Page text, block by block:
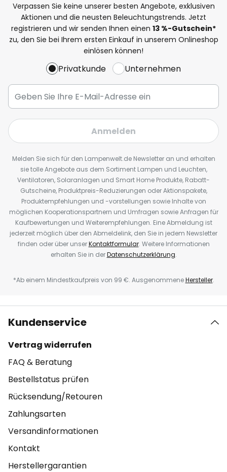
Verpassen Sie keine unserer besten Angebote, exklusiven
Aktionen und die neusten Beleuchtungstrends. Jetzt
registrieren und wir senden Ihnen einen 13 %-Gutschein*
zu, den Sie bei Ihrem ersten Einkauf in unserem Onlineshop
einlösen können!
Privatkunde Unternehmen
Anmelden
Melden Sie sich für den Lampenwelt.de Newsletter an und erhalten
sie tolle Angebote aus dem Sortiment Lampen und Leuchten,
Ventilatoren, Solaranlagen und Smart Home Produkte, Rabatt-
Gutscheine, Produktpreis-Reduzierungen oder Aktionspakete,
Produktempfehlungen und -vorstellungen sowie Inhalte von
möglichen Kooperationspartnern und Umfragen sowie Anfragen für
Kaufbewertungen und Weiterempfehlungen. Eine Abmeldung ist
jederzeit möglich über den Abmeldelink, den Sie in jedem Newsletter
finden oder über unserKontaktformular. Weitere Informationen
erhalten Sie in derDatenschutzerklärung.
*Ab einem Mindestkaufpreis von 99 €. AusgenommeneHersteller.
Kundenservice
Vertrag widerrufen
FAQ & Beratung
Bestellstatus prüfen
Rücksendung/Retouren
Zahlungsarten
Versandinformationen
Kontakt
Herstellergarantien